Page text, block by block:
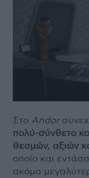
Στο Andor
πολύ-σύνθετο
θεσμών, αξιών
οποίο και
ακόμα